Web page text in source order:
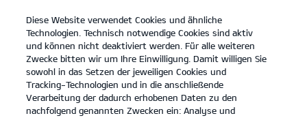
open
menu
KONTAKT
Galerie
... ... GALERIE
Diese Website verwendet Cookies und ähnliche
Technologien. Technisch notwendige Cookies sind aktiv
und können nicht deaktiviert werden. Für alle weiteren
Zwecke bitten wir um Ihre Einwilligung. Damit willigen Sie
sowohl in das Setzen der jeweiligen Cookies und
Tracking-Technologien und in die anschließende
Verarbeitung der dadurch erhobenen Daten zu den
nachfolgend genannten Zwecken ein: Analyse und